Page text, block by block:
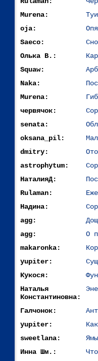
Murena:
oja:
Saeco:
Олька В.:
Squaw:
Naka:
Murena:
червячок:
senata:
oksana_pil:
dmitry:
astrophytum:
НаталияД:
Rulaman:
Надина:
agg:
agg:
О
makaronka:
yupiter:
Кукося:
Наталья
Константиновна:
Галчонок:
yupiter:
sweetlana:
Инна Шм.: